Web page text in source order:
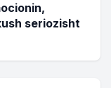
seriozisht